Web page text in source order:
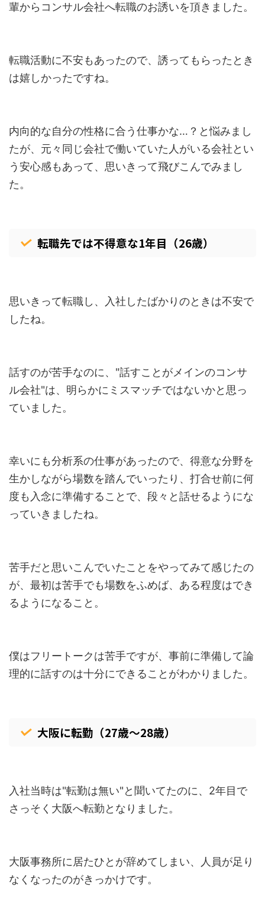
輩からコンサル会社へ転職のお誘いを頂きました。
転職活動に不安もあったので、誘ってもらったとき
は嬉しかったですね。
内向的な自分の性格に合う仕事かな…？と悩みまし
たが、元々同じ会社で働いていた人がいる会社とい
う安心感もあって、思いきって飛びこんでみまし
た。
転職先では不得意な1年目（26歳）
思いきって転職し、入社したばかりのときは不安で
したね。
話すのが苦手なのに、"話すことがメインのコンサ
ル会社"は、明らかにミスマッチではないかと思っ
ていました。
幸いにも分析系の仕事があったので、得意な分野を
生かしながら場数を踏んでいったり、打合せ前に何
度も入念に準備することで、段々と話せるようにな
っていきましたね。
苦手だと思いこんでいたことをやってみて感じたの
が、最初は苦手でも場数をふめば、ある程度はでき
るようになること。
僕はフリートークは苦手ですが、事前に準備して論
理的に話すのは十分にできることがわかりました。
大阪に転勤（27歳～28歳）
入社当時は"転勤は無い"と聞いてたのに、2年目で
さっそく大阪へ転勤となりました。
大阪事務所に居たひとが辞めてしまい、人員が足り
なくなったのがきっかけです。